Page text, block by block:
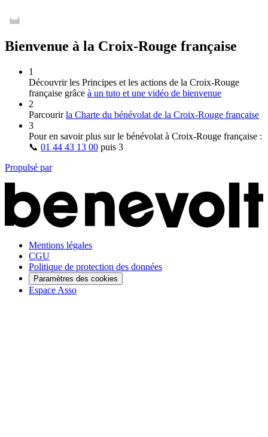
Bienvenue à la Croix-Rouge française
1
Découvrir les Principes et les actions de la Croix‑Rouge
française grâce à un tuto et une vidéo de bienvenue
2
Parcourirla Charte du bénévolat de la Croix‑Rouge française
3
Pour en savoir plus sur le bénévolat à Croix‑Rouge française :
📞 01 44 43 13 00 puis 3
Propulsé par
Mentions légales
CGU
Politique de protection des données
Paramètres des cookies
Espace Asso